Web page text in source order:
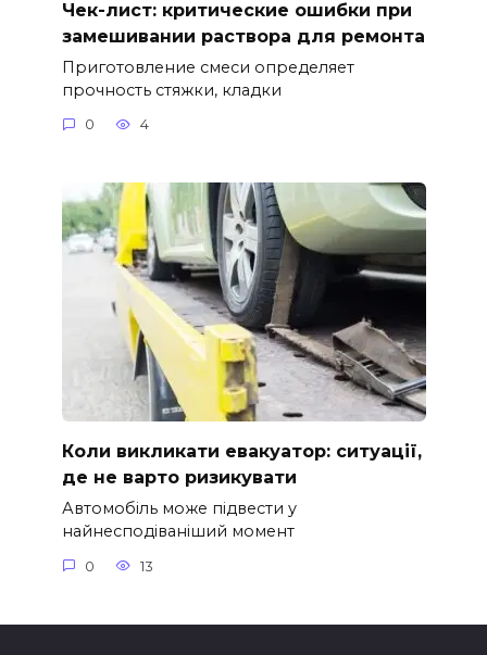
Чек-лист: критические ошибки при
замешивании раствора для ремонта
Приготовление смеси определяет
прочность стяжки, кладки
0 4
Коли викликати евакуатор: ситуації,
де не варто ризикувати
Автомобіль може підвести у
найнесподіваніший момент
0 13